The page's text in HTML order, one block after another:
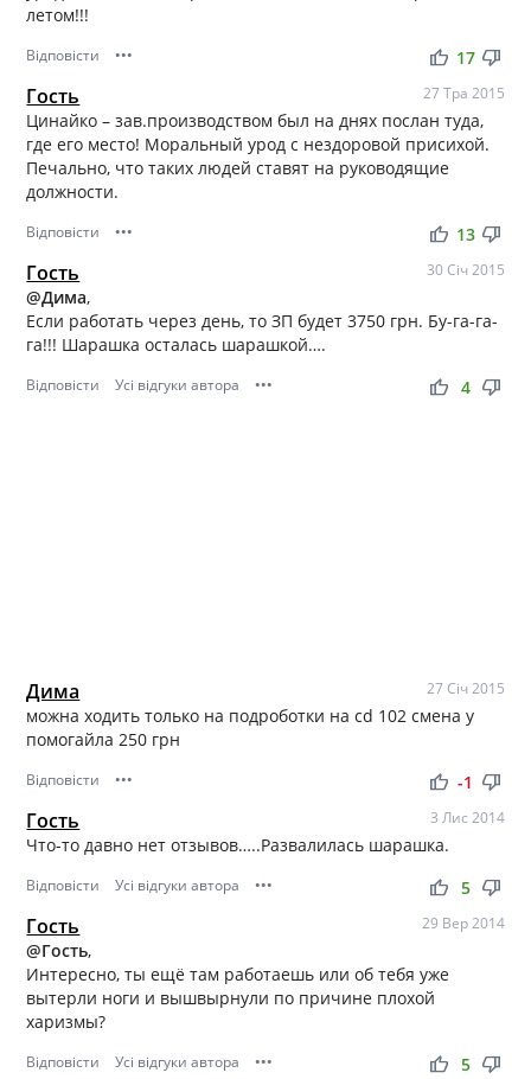
летом!!!
Відповісти ••• thumb_up thumb_down
17
Гость 27 Тра 2015
Цинайко – зав.производством был на днях послан туда,
где его место! Моральный урод с нездоровой присихой.
Печально, что таких людей ставят на руководящие
должности.
Відповісти ••• thumb_up thumb_down
13
Гость 30 Січ 2015
@Дима,
Если работать через день, то ЗП будет 3750 грн. Бу-га-га-
га!!! Шарашка осталась шарашкой….
Відповісти Усі відгуки автора ••• thumb_up thumb_down
4
Дима 27 Січ 2015
можна ходить только на подроботки на cd 102 смена у
помогайла 250 грн
Відповісти ••• thumb_up thumb_down
-1
Гость 3 Лис 2014
Что-то давно нет отзывов…..Развалилась шарашка.
Відповісти Усі відгуки автора ••• thumb_up thumb_down
5
Гость 29 Вер 2014
@Гость,
Интересно, ты ещё там работаешь или об тебя уже
вытерли ноги и вышвырнули по причине плохой
харизмы?
Відповісти Усі відгуки автора ••• thumb_up thumb_down
5